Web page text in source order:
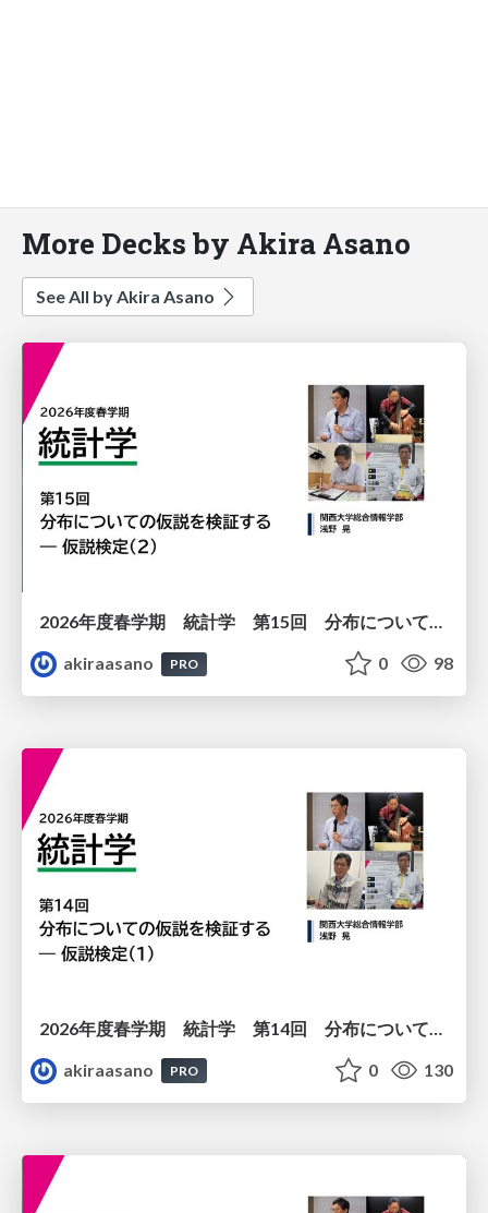
More Decks by Akira Asano
See All by Akira Asano
2026年度春学期 統計学 第15回 分布についての仮説を検証する ― 仮説検定（２） (2026. 7. 9)
akiraasano
PRO 0 98
akiraasano
PRO 0 130